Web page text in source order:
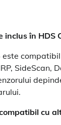
inclus în HDS
este
SideScan,
cu